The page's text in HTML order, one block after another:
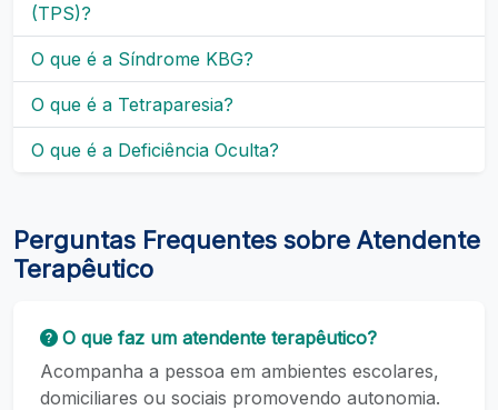
(TPS)?
O que é a Síndrome KBG?
O que é a Tetraparesia?
O que é a Deficiência Oculta?
Perguntas Frequentes sobre Atendente
Terapêutico
O que faz um atendente terapêutico?
Acompanha a pessoa em ambientes escolares,
domiciliares ou sociais promovendo autonomia.